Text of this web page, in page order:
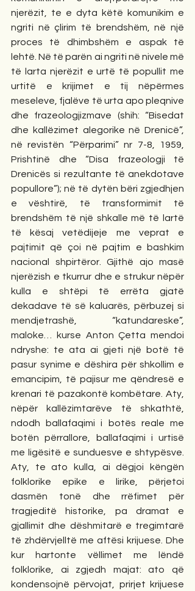
njerëzit, te e dyta këtë komunikim e
ngriti në çlirim të brendshëm, në një
proces të dhimbshëm e aspak të
lehtë. Në të parën ai ngriti në nivele më
të larta njerëzit e urtë të popullit me
urtitë e krijimet e tij nëpërmes
meseleve, fjalëve të urta apo pleqnive
dhe frazeologjizmave (shih: “Bisedat
dhe kallëzimet alegorike në Drenicë”,
në revistën “Përparimi” nr 7-8, 1959,
Prishtinë dhe “Disa frazeologji të
Drenicës si rezultante të anekdotave
popullore”); në të dytën bëri zgjedhjen
e vështirë, të transformimit të
brendshëm të një shkalle më të lartë
të kësaj vetëdijeje me veprat e
pajtimit që çoi në pajtim e bashkim
nacional shpirtëror. Gjithë ajo masë
njerëzish e tkurrur dhe e strukur nëpër
kulla e shtëpi të errëta gjatë
dekadave të së kaluarës, përbuzej si
mendjetrashë, “katundareske”,
maloke… kurse Anton Çetta mendoi
ndryshe: te ata ai gjeti një botë të
pasur synime e dëshira për shkollim e
emancipim, të pajisur me qëndresë e
krenari të pazakontë kombëtare. Aty,
nëpër kallëzimtarëve të shkathtë,
ndodh ballafaqimi i botës reale me
botën përrallore, ballafaqimi i urtisë
me ligësitë e sunduesve e shtypësve.
Aty, te ato kulla, ai dëgjoi këngën
folklorike epike e lirike, përjetoi
dasmën tonë dhe rrëfimet për
tragjeditë historike, pa dramat e
gjallimit dhe dëshmitarë e tregimtarë
të zhdërvjelltë me aftësi krijuese. Dhe
kur hartonte vëllimet me lëndë
folklorike, ai zgjedh majat: ato që
kondensojnë përvojat, prirjet krijuese